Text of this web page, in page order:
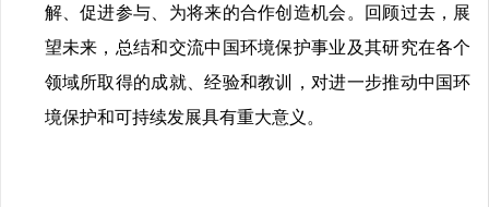
解、促进参与、为将来的合作创造机会。回顾过去，展
望未来，总结和交流中国环境保护事业及其研究在各个
领域所取得的成就、经验和教训，对进一步推动中国环
境保护和可持续发展具有重大意义。